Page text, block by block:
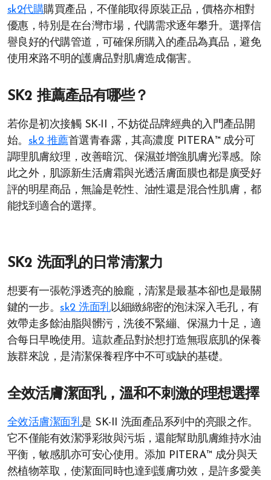
sk2代購購買產品，不僅能取得原裝正品，價格亦相對
優惠，特別是在台灣市場，代購需求逐年攀升。選擇信
譽良好的代購管道，可確保所購入的產品為真品，避免
使用來路不明的護膚品對肌膚造成傷害。
SK2 推薦產品有哪些？
若你是初次接觸 SK-II，不妨從品牌經典的入門產品開
始。 sk2 推薦首選青春露，其高濃度 PITERA™ 成分可
調理肌膚紋理，改善暗沉、保濕並增強肌膚光澤感。除
此之外，肌源新生活膚霜與光透活膚面膜也都是廣受好
評的明星商品，無論是乾性、油性還是混合性肌膚，都
能找到適合的選擇。
SK2 洗面乳的日常清潔力
想要有一張乾淨透亮的臉龐，清潔是最基本卻也是最關
鍵的一步。sk2 洗面乳以細緻綿密的泡沫深入毛孔，有
效帶走多餘油脂與髒污，洗後不緊繃、保濕力十足，適
合每日早晚使用。這款產品對於想打造無瑕底肌的保養
族群來說，是清潔保養程序中不可或缺的基礎。
全效活膚潔面乳，溫和不刺激的理想選擇
全效活膚潔面乳是 SK-II 洗面產品系列中的亮眼之作。
它不僅能有效潔淨彩妝與污垢，還能幫助肌膚維持水油
平衡，敏感肌亦可安心使用。添加 PITERA™ 成分與天
然植物萃取，使潔面同時也達到護膚功效，是許多愛美